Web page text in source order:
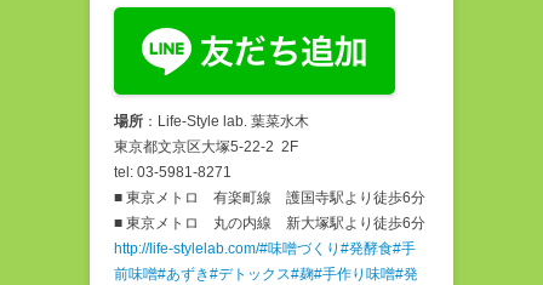
場所 ：Life-Style lab. 葉菜水木
東京都文京区大塚5-22-2 2F
tel: 03-5981-8271
■ 東京メトロ 有楽町線 護国寺駅より徒歩6分
■ 東京メトロ 丸の内線 新大塚駅より徒歩6分
http://life-stylelab.com/#味噌づくり #発酵食#手
前味噌#あずき#デトックス#麹#手作り味噌#発